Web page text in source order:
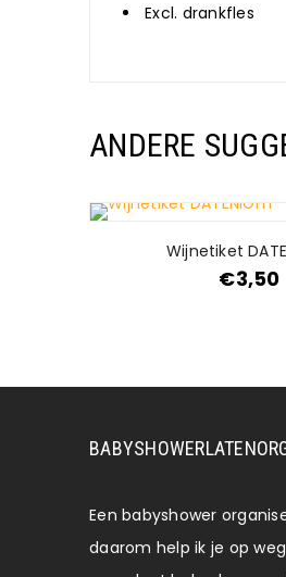
Excl. drankfles
ANDERE
Wijnetiket
€3,50
Een babyshower
daarom help ik je op